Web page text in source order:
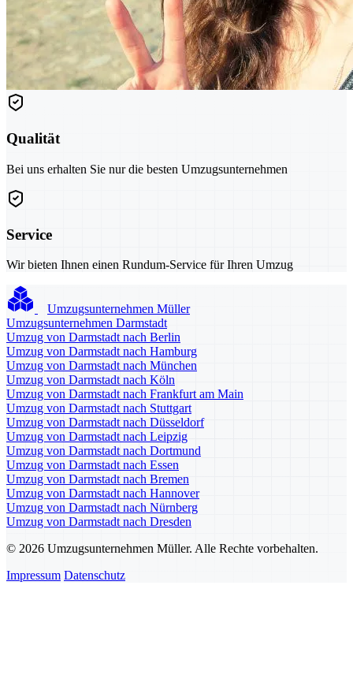
Qualität
Bei uns erhalten Sie nur die besten Umzugsunternehmen
Service
Wir bieten Ihnen einen Rundum-Service für Ihren Umzug
Umzugsunternehmen Müller
Umzugsunternehmen Darmstadt
Umzug von Darmstadt nach Berlin
Umzug von Darmstadt nach Hamburg
Umzug von Darmstadt nach München
Umzug von Darmstadt nach Köln
Umzug von Darmstadt nach Frankfurt am Main
Umzug von Darmstadt nach Stuttgart
Umzug von Darmstadt nach Düsseldorf
Umzug von Darmstadt nach Leipzig
Umzug von Darmstadt nach Dortmund
Umzug von Darmstadt nach Essen
Umzug von Darmstadt nach Bremen
Umzug von Darmstadt nach Hannover
Umzug von Darmstadt nach Nürnberg
Umzug von Darmstadt nach Dresden
© 2026 Umzugsunternehmen Müller. Alle Rechte vorbehalten.
Impressum Datenschutz